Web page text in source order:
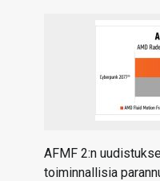
AFMF 2:n
toiminnallisia